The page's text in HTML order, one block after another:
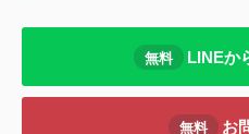
無料 LINEか
無料 お